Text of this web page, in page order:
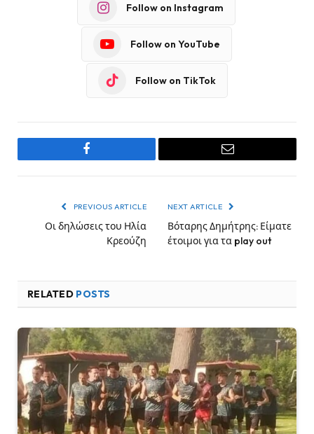
Follow on Instagram
Follow on YouTube
Follow on TikTok
Facebook Email
PREVIOUS ARTICLE
Οι δηλώσεις του Ηλία
Κρεούζη
NEXT ARTICLE
Βόταρης Δημήτρης: Είματε
έτοιμοι για τα play out
RELATED POSTS